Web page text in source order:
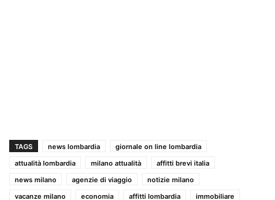
TAGS news lombardia
giornale on line lombardia
attualità lombardia
milano attualità
affitti brevi italia
news milano
agenzie di viaggio
notizie milano
vacanze milano
economia affitti lombardia
immobiliare